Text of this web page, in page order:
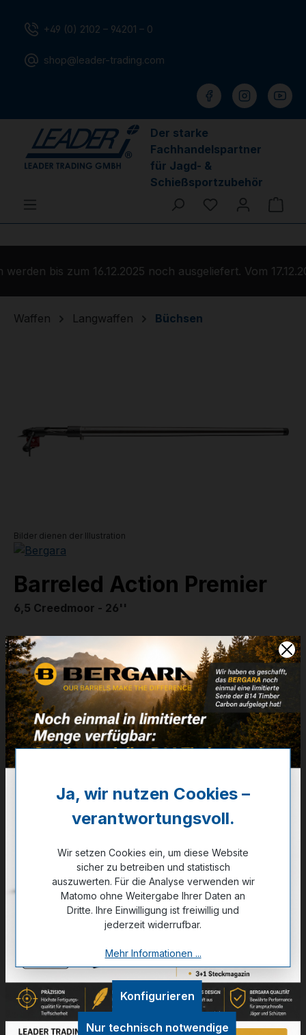
+49 (0) 2102 – 94201 – 0
shop@leader-trading.com
Der starke
Fachhandelspartner
für Jagd- &
Schießsportzubehör
Du hast 0
bis zum 16.12.2025 noch ausgeliefert. Vom
Waffen Langwaffen Büchsen
Bilder dienen der Illustration
Barreled Action Premier
6,5 Creedmoor - 26''
Artikelnummer:
Weitere Informationen
✔5/8-24 UNEF
✔Steckmagazin 10+1
1.588,00 €
✔ Auf Lager
Registrieren Sie sich jetzt.
auswählen
.308 Win.
6,5 Creedm. 6 Creedm.
Technische Daten
Ja, wir nutzen Cookies –
verantwortungsvoll.
Wir setzen Cookies ein, um diese Website
sicher zu betreiben und statistisch
auszuwerten. Für die Analyse verwenden wir
Matomo ohne Weitergabe Ihrer Daten an
Dritte. Ihre Einwilligung ist freiwillig und
jederzeit widerrufbar.
Mehr Informationen ...
Nur technisch notwendige
Konfigurieren